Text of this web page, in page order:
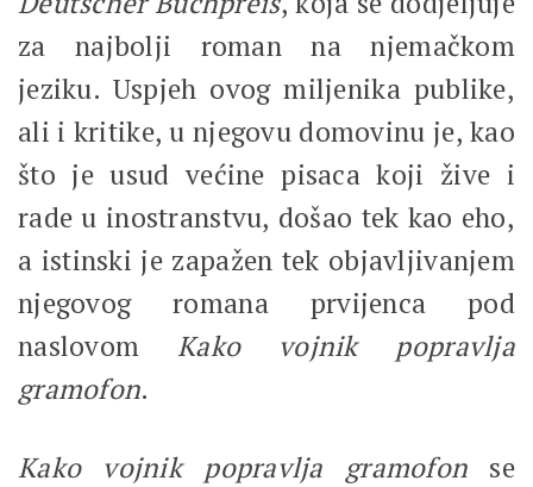
za najbolji roman na njemačkom
jeziku. Uspjeh ovog miljenika publike,
ali i kritike, u njegovu domovinu je, kao
što je usud većine pisaca koji žive i
rade u inostranstvu, došao tek kao eho,
a istinski je zapažen tek objavljivanjem
njegovog romana prvijenca pod
naslovomKako vojnik
popravlja
gramofon.
Kako vojnik popravlja gramofon se